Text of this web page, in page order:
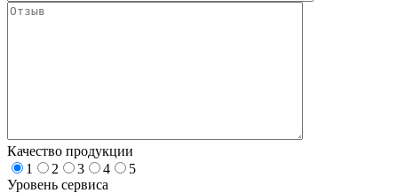
Качество продукции
1
2 3 4
5
Уровень сервиса